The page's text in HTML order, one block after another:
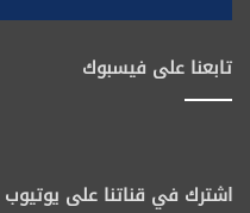
تابعنا على فيسبوك
اشترك في قناتنا على يوتيوب